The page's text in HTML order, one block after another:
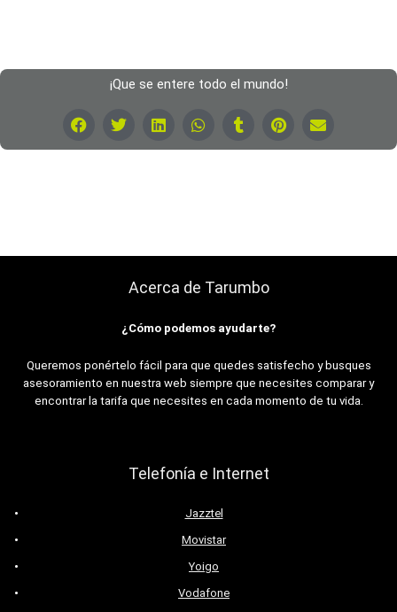
¡Que se entere todo el mundo!
Acerca de Tarumbo
¿Cómo podemos ayudarte?
Queremos ponértelo fácil para que quedes satisfecho y busques
asesoramiento en nuestra web siempre que necesites comparar y
encontrar la tarifa que necesites en cada momento de tu vida.
Telefonía e Internet
Jazztel
Movistar
Yoigo
Vodafone